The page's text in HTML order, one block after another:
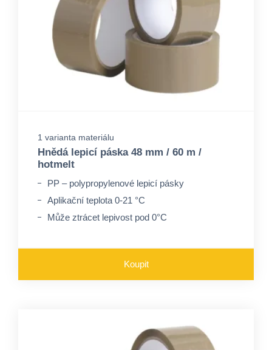
1 varianta materiálu
Hnědá lepicí páska 48 mm / 60 m /
hotmelt
PP – polypropylenové lepicí pásky
Aplikační teplota 0-21 °C
Může ztrácet lepivost pod 0°C
Koupit